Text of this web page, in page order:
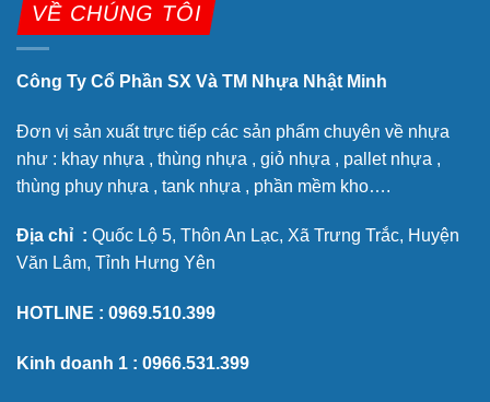
VỀ CHÚNG TÔI
Công Ty Cổ Phần SX Và TM Nhựa Nhật Minh
Đơn vị sản xuất trực tiếp các sản phẩm chuyên về nhựa
như : khay nhựa , thùng nhựa , giỏ nhựa , pallet nhựa ,
thùng phuy nhựa , tank nhựa , phần mềm kho….
Địa chỉ : Quốc Lộ 5, Thôn An Lạc, Xã Trưng Trắc, Huyện
Văn Lâm, Tỉnh Hưng Yên
HOTLINE : 0969.510.399
Kinh doanh 1 : 0966.531.399